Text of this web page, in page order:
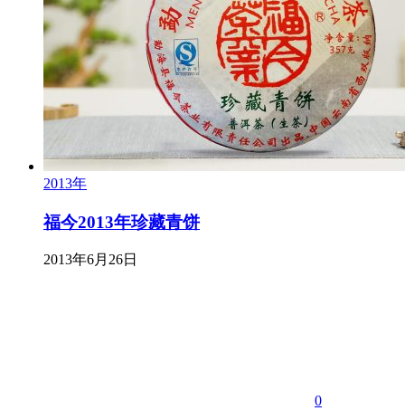
2013年
福今2013年珍藏青饼
2013年6月26日
0